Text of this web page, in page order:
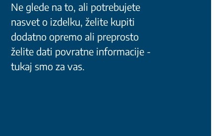
Ne glede na to, ali potrebujete
nasvet o izdelku, želite kupiti
dodatno opremo ali preprosto
želite dati povratne informacije -
tukaj smo za vas.